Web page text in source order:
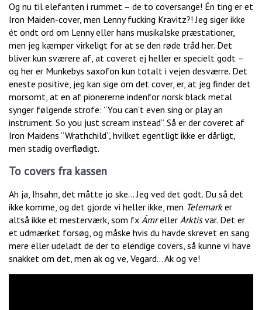
Og nu til elefanten i rummet – de to coversange! Én ting er et
Iron Maiden-cover, men Lenny fucking Kravitz?! Jeg siger ikke
ét ondt ord om Lenny eller hans musikalske præstationer,
men jeg kæmper virkeligt for at se den røde tråd her. Det
bliver kun sværere af, at coveret ej heller er specielt godt –
og her er Munkebys saxofon kun totalt i vejen desværre. Det
eneste positive, jeg kan sige om det cover, er, at jeg finder det
morsomt, at en af pionererne indenfor norsk black metal
synger følgende strofe: ”You can't even sing or play an
instrument. So you just scream instead”. Så er der coveret af
Iron Maidens ”Wrathchild”, hvilket egentligt ikke er dårligt,
men stadig overflødigt.
To covers fra kassen
Ah ja, Ihsahn, det måtte jo ske… Jeg ved det godt. Du så det
ikke komme, og det gjorde vi heller ikke, men Telemarker
altså ikke et mesterværk, som fx Ámreller Arktisvar. Det er
et udmærket forsøg, og måske hvis du havde skrevet en sang
mere eller udeladt de der to elendige covers, så kunne vi have
snakket om det, men ak og ve, Vegard… Ak og ve!